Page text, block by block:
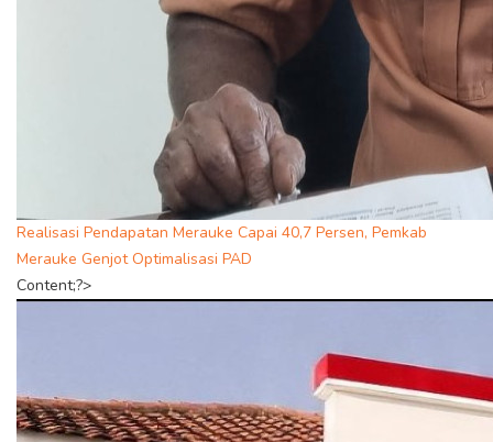
Realisasi Pendapatan Merauke Capai 40,7 Persen, Pemkab
Merauke Genjot Optimalisasi PAD
Content;?>